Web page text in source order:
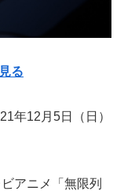
る
年12月5日（日）
アニメ「無限列